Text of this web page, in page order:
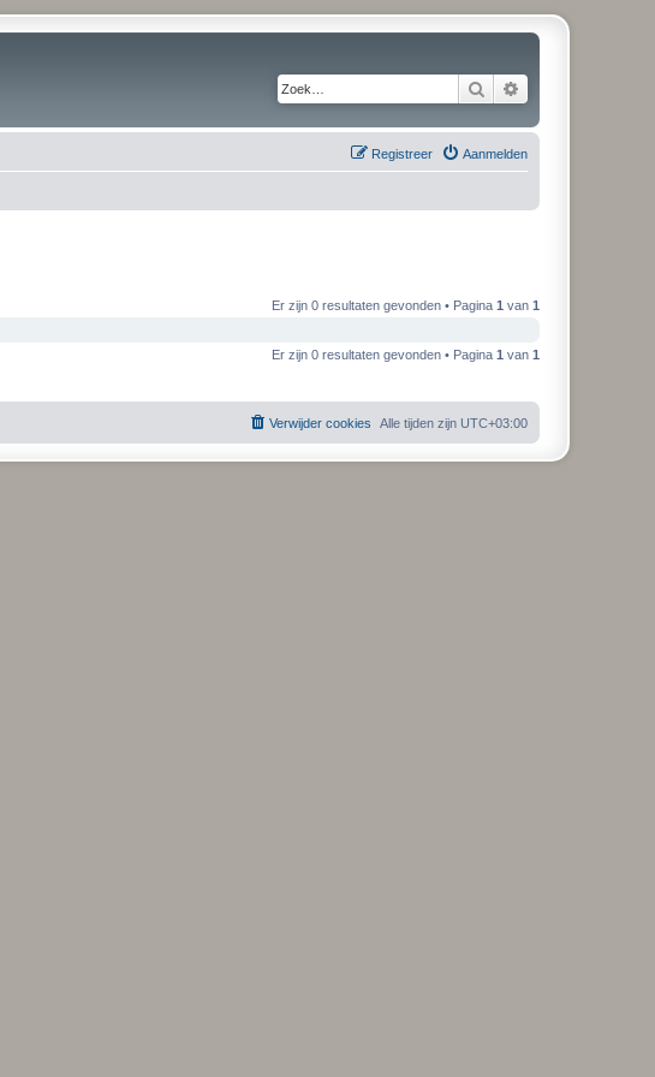
Zoek
Aanmelden
Registreer
Er zijn 0 resultaten gevonden • Pagina 1 van 1
Er zijn 0 resultaten gevonden • Pagina 1 van 1
Alle tijden zijn UTC+03:00
Verwijder cookies